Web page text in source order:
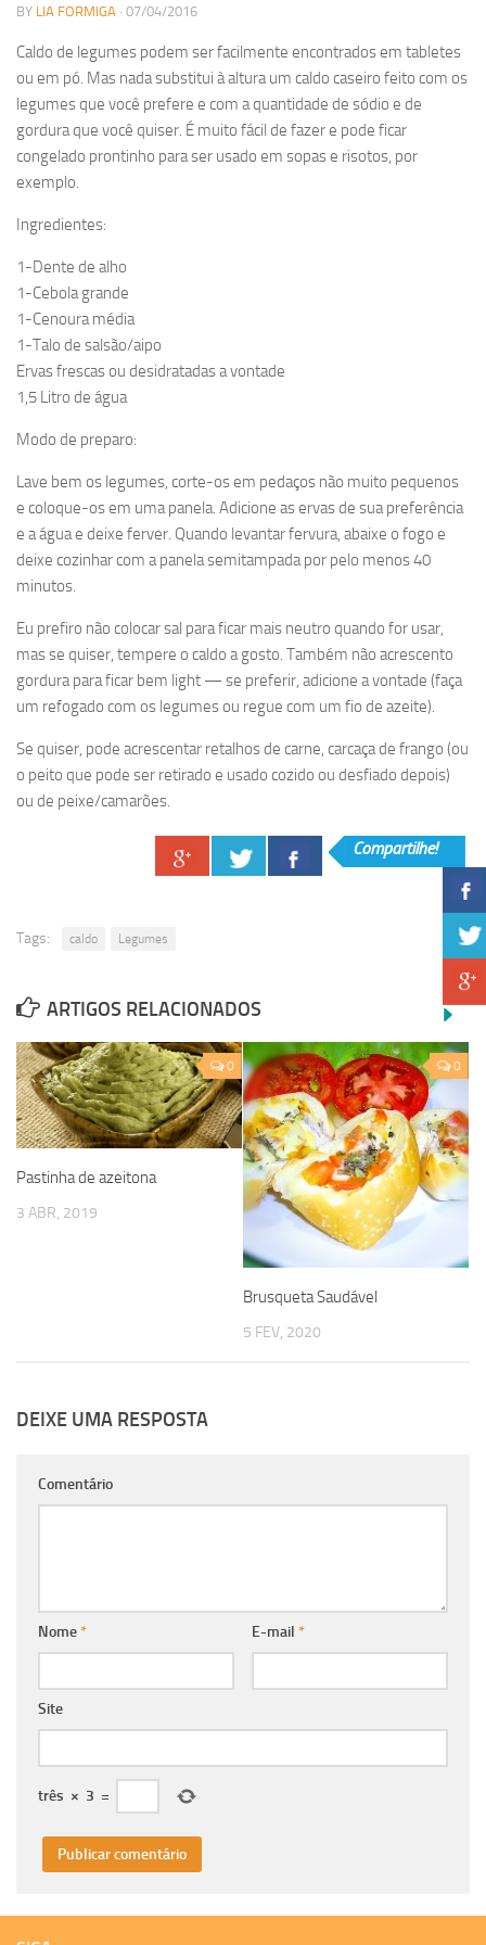
BY LIA FORMIGA · 07/04/2016
Caldo de legumes podem ser facilmente encontrados em tabletes
ou em pó. Mas nada substitui à altura um caldo caseiro feito com os
legumes que você prefere e com a quantidade de sódio e de
gordura que você quiser. É muito fácil de fazer e pode ficar
congelado prontinho para ser usado em sopas e risotos, por
exemplo.
Ingredientes:
1-Dente de alho
1-Cebola grande
1-Cenoura média
1-Talo de salsão/aipo
Ervas frescas ou desidratadas a vontade
1,5 Litro de água
Modo de preparo:
Lave bem os legumes, corte-os em pedaços não muito pequenos
e coloque-os em uma panela. Adicione as ervas de sua preferência
e a água e deixe ferver. Quando levantar fervura, abaixe o fogo e
deixe cozinhar com a panela semitampada por pelo menos 40
minutos.
Eu prefiro não colocar sal para ficar mais neutro quando for usar,
mas se quiser, tempere o caldo a gosto. Também não acrescento
gordura para ficar bem light — se preferir, adicione a vontade (faça
um refogado com os legumes ou regue com um fio de azeite).
Se quiser, pode acrescentar retalhos de carne, carcaça de frango (ou
o peito que pode ser retirado e usado cozido ou desfiado depois)
ou de peixe/camarões.
Compartilhe!
Tags: caldo Legumes
ARTIGOS RELACIONADOS
0
Pastinha de azeitona
3 ABR, 2019
0
Brusqueta Saudável
5 FEV, 2020
DEIXE UMA RESPOSTA
Comentário
Nome* E-mail *
Site
três × 3 =